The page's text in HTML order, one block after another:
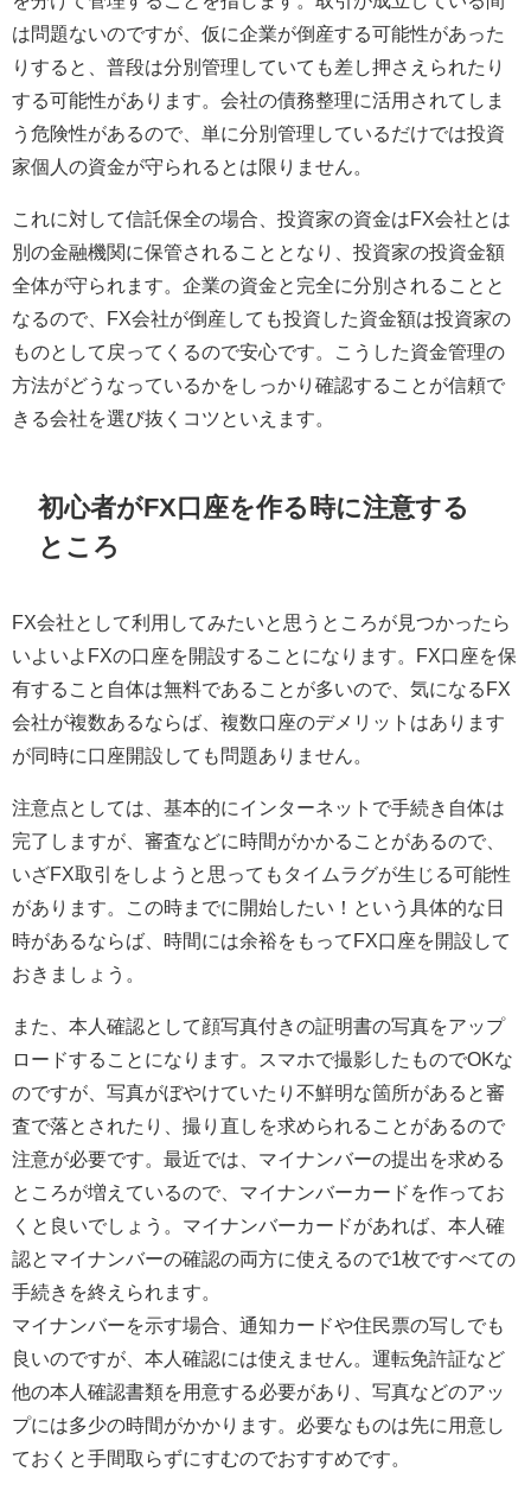
は問題ないのですが、仮に企業が倒産する可能性があった
りすると、普段は分別管理していても差し押さえられたり
する可能性があります。会社の債務整理に活用されてしま
う危険性があるので、単に分別管理しているだけでは投資
家個人の資金が守られるとは限りません。
これに対して信託保全の場合、投資家の資金はFX会社とは
別の金融機関に保管されることとなり、投資家の投資金額
全体が守られます。企業の資金と完全に分別されることと
なるので、FX会社が倒産しても投資した資金額は投資家の
ものとして戻ってくるので安心です。こうした資金管理の
方法がどうなっているかをしっかり確認することが信頼で
きる会社を選び抜くコツといえます。
初心者がFX口座を作る時に注意する
ところ
FX会社として利用してみたいと思うところが見つかったら
いよいよFXの口座を開設することになります。FX口座を保
有すること自体は無料であることが多いので、気になるFX
会社が複数あるならば、複数口座のデメリットはあります
が同時に口座開設しても問題ありません。
注意点としては、基本的にインターネットで手続き自体は
完了しますが、審査などに時間がかかることがあるので、
いざFX取引をしようと思ってもタイムラグが生じる可能性
があります。この時までに開始したい！という具体的な日
時があるならば、時間には余裕をもってFX口座を開設して
おきましょう。
また、本人確認として顔写真付きの証明書の写真をアップ
ロードすることになります。スマホで撮影したものでOKな
のですが、写真がぼやけていたり不鮮明な箇所があると審
査で落とされたり、撮り直しを求められることがあるので
注意が必要です。最近では、マイナンバーの提出を求める
ところが増えているので、マイナンバーカードを作ってお
くと良いでしょう。マイナンバーカードがあれば、本人確
認とマイナンバーの確認の両方に使えるので1枚ですべての
手続きを終えられます。
マイナンバーを示す場合、通知カードや住民票の写しでも
良いのですが、本人確認には使えません。運転免許証など
他の本人確認書類を用意する必要があり、写真などのアッ
プには多少の時間がかかります。必要なものは先に用意し
ておくと手間取らずにすむのでおすすめです。